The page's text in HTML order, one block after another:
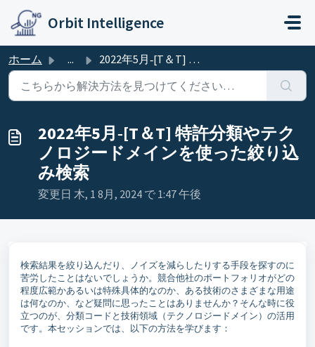
メインコンテンツに移動
Orbit Intelligence
ホーム ... 2022年5月‐[T＆T] 特許分類やテクノロジードメインを使った絞り込み検索
2022年5月‐[T＆T] 特許分類やテク
ノロジードメインを使った絞り込
み検索
変更日 木, 1 8月, 2024 で 1:47 午後
検索結果を絞り込んだり、ノイズを減らしたりする手段を探すのに
苦労したことはないでしょうか。競合他社のポートフォリオがどの
程度広範かあるいは特殊具体的なのか、ある技術のさまざまな用途
は何なのか、など疑問に思ったことはありませんか？そんな時に役
立つのが、分類コードと技術領域（テクノロジードメイン）の活用
です。本セッションでは、以下の方法を学びます：